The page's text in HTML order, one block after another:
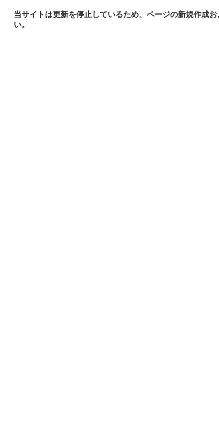
当サイトは更新を停止しているため、ページの新規作成
い。